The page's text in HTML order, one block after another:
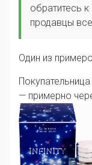
обратитесь
продавцы
Один из
— примерно